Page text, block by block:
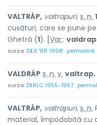
VALTRÁP, valtrapuri, s. n.
cusături, care se pune
Ghetră (1). [ Var.: valdrap
sursa:DEX '98 1998 permalink
VALDRÁP s. n. v. valtrap.
sursa:DLRLC 1955-1957
VALTRÁP, valtrapuri, s. n.
material, împodobită cu